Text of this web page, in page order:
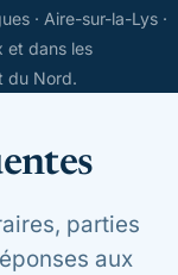
· Aire-sur-la-Lys ·
et dans les
du Nord.
parties
aux